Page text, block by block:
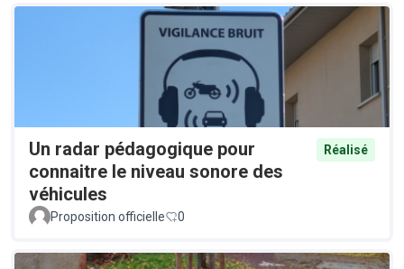
Un radar pédagogique pour
connaitre le niveau sonore des
véhicules
Réalisé
Proposition officielle 0